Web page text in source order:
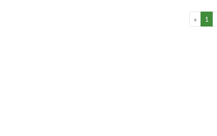
« 1